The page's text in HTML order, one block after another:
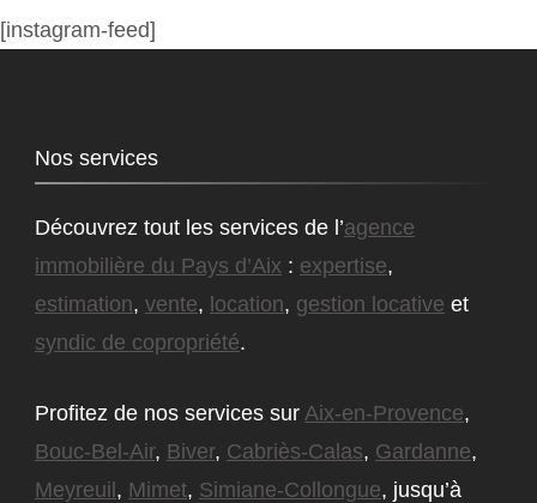
[instagram-feed]
Nos services
Découvrez tout les services de l’agence
immobilière du Pays d’Aix : expertise,
estimation, vente, location, gestion locative et
syndic de copropriété.
Profitez de nos services sur Aix-en-Provence,
Bouc-Bel-Air, Biver, Cabriès-Calas, Gardanne,
Meyreuil, Mimet, Simiane-Collongue, jusqu’à